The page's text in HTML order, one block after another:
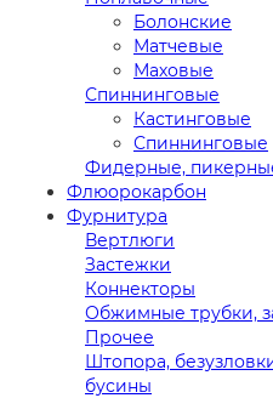
Болонские
Матчевые
Маховые
Спиннинговые
Кастинговые
Спиннинговые
Фидерные,
Флюорокарбон
Фурнитура
Вертлюги
Застежки
Коннекторы
Обжимные трубки,
Прочее
Штопора,
бусины